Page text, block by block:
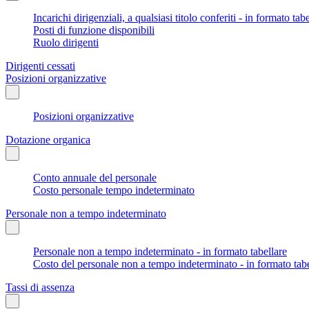
Incarichi dirigenziali, a qualsiasi titolo conferiti - in formato
Posti di funzione disponibili
Ruolo dirigenti
Dirigenti cessati
Posizioni organizzative
Posizioni organizzative
Dotazione organica
Conto annuale del personale
Costo personale tempo indeterminato
Personale non a tempo indeterminato
Personale non a tempo indeterminato - in formato tabellare
Costo del personale non a tempo indeterminato - in formato
Tassi di assenza